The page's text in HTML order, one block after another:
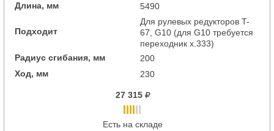
Длина, мм
5490
Подходит
Для рулевых редукторов T-
67, G10 (для G10 требуется
переходник x.333)
Радиус сгибания, мм
200
Ход, мм
230
27 315
Есть на складе